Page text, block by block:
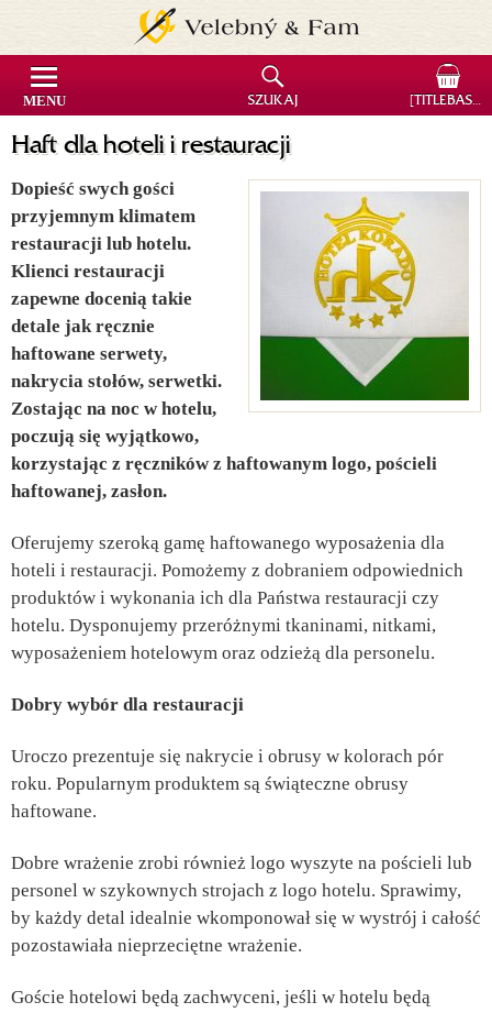
Haft dla hoteli i restauracji
Dopieść swych gości
przyjemnym klimatem
restauracji lub hotelu.
Klienci restauracji
zapewne docenią takie
detale jak ręcznie
haftowane serwety,
nakrycia stołów, serwetki.
Zostając na noc w hotelu,
poczują się wyjątkowo,
korzystając z ręczników z haftowanym logo, pościeli
haftowanej, zasłon.
Oferujemy szeroką gamę haftowanego wyposażenia dla
hoteli i restauracji. Pomożemy z dobraniem odpowiednich
produktów i wykonania ich dla Państwa restauracji czy
hotelu. Dysponujemy przeróżnymi tkaninami, nitkami,
wyposażeniem hotelowym oraz odzieżą dla personelu.
Dobry wybór dla restauracji
Uroczo prezentuje się nakrycie i obrusy w kolorach pór
roku. Popularnym produktem są świąteczne obrusy
haftowane.
Dobre wrażenie zrobi również logo wyszyte na pościeli lub
personel w szykownych strojach z logo hotelu. Sprawimy,
by każdy detal idealnie wkomponował się w wystrój i całość
pozostawiała nieprzeciętne wrażenie.
Goście hotelowi będą zachwyceni, jeśli w hotelu będą
MENU SZUKAJ [TITLEBASKET]